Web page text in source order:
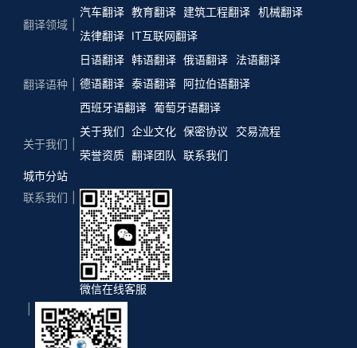
翻译领域
汽车翻译 教育翻译 建筑工程翻译 机械翻译
法律翻译
IT互联网翻译
翻译语种
日语翻译 韩语翻译 俄语翻译
法语翻译
德语翻译 泰语翻译 阿拉伯语翻译
西班牙语翻译 葡萄牙语翻译
关于我们
关于我们 企业文化 保密协议
交易流程
荣誉资质 翻译团队
联系我们
城市分站
联系我们
微信在线客服